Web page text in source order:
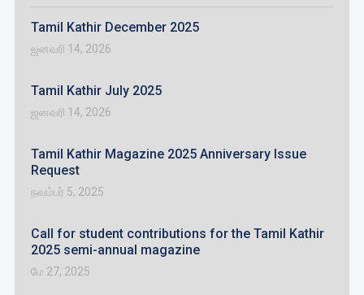
Tamil Kathir December 2025
ஜனவரி 14, 2026
Tamil Kathir July 2025
ஜனவரி 14, 2026
Tamil Kathir Magazine 2025 Anniversary Issue
Request
நவம்பர் 5, 2025
Call for student contributions for the Tamil Kathir
2025 semi-annual magazine
மே 27, 2025